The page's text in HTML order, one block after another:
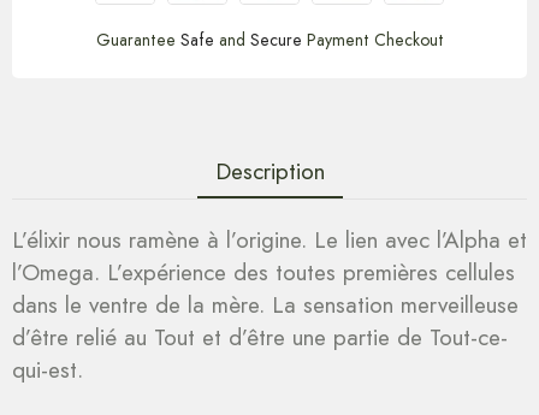
Guarantee Safe and Secure Payment Checkout
Description
L’élixir nous ramène à l’origine. Le lien avec l’Alpha et
l’Omega. L’expérience des toutes premières cellules
dans le ventre de la mère. La sensation merveilleuse
d’être relié au Tout et d’être une partie de Tout-ce-
qui-est.